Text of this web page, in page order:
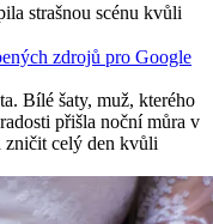
strašnou scénu kvůli
zdrojů pro Google
Bílé šaty, muž, kterého
přišla noční můra v
zničit celý den kvůli